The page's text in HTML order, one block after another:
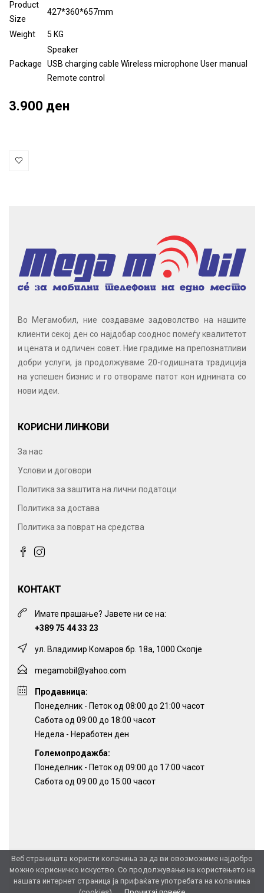
Product
Size
427*360*657mm
Weight 5 KG
Package
Speaker
USB charging cable Wireless microphone User manual
Remote control
3.900 ден
Веб страницата користи колачиња за да ви овозможиме најдобро
можно корисничко искуство. Со продолжување на користењето на
нашата интернет страница ја прифаќате употребата на колачиња
Во Мегамобил, ние создаваме задоволство на нашите
клиенти секој ден со најдобар сооднос помеѓу квалитетот
и цената и одличен совет. Ние градиме на препознатливи
добри услуги, ја продолжуваме 20-годишната традиција
на успешен бизнис и го отвораме патот кон иднината со
нови идеи.
КОРИСНИ ЛИНКОВИ
За нас
Услови и договори
Политика за заштита на лични податоци
Политика за достава
Политика за поврат на средства
КОНТАКТ
Имате прашање? Јавете ни се на:
+389 75 44 33 23
ул. Владимир Комаров бр. 18а, 1000 Скопје
megamobil@yahoo.com
Продавница:
Понеделник - Петок од 08:00 до 21:00 часот
Сабота од 09:00 до 18:00 часот
Недела - Неработен ден
Големопродажба:
Понеделник - Петок од 09:00 до 17:00 часот
Сабота од 09:00 до 15:00 часот